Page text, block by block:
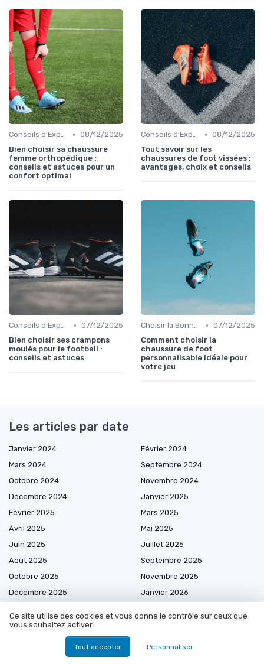
Conseils d'Experts • 08/12/2025
Bien choisir sa chaussure
femme orthopédique :
conseils et astuces pour un
confort optimal
Conseils d'Experts • 08/12/2025
Tout savoir sur les
chaussures de foot vissées :
avantages, choix et conseils
Conseils d'Experts • 07/12/2025
Bien choisir ses crampons
moulés pour le football :
conseils et astuces
Choisir la Bonne Taille • 07/12/2025
Comment choisir la
chaussure de foot
personnalisable idéale pour
votre jeu
Les articles par date
Janvier 2024
Février 2024
Mars 2024
Septembre 2024
Octobre 2024
Novembre 2024
Décembre 2024
Janvier 2025
Février 2025
Mars 2025
Avril 2025
Mai 2025
Juin 2025
Juillet 2025
Août 2025
Septembre 2025
Octobre 2025
Novembre 2025
Décembre 2025
Janvier 2026
Avril 2026
Ce site utilise des cookies et vous donne le contrôle sur ceux que
vous souhaitez activer
Tout accepter Personnaliser